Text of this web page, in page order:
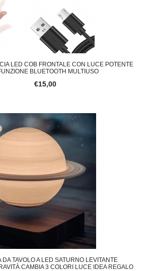
LED COB FRONTALE CON LUCE POTENTE
BLUETOOTH MULTIUSO
€15,00
DA TAVOLO A LED SATURNO LEVITANTE
CAMBIA 3 COLORI LUCE IDEA REGALO